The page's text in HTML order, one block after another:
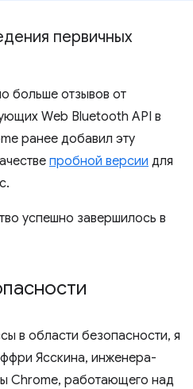
первичных
больше отзывов от
Web Bluetooth API в
ранее добавил эту
пробной версии для
успешно завершилось в
в области безопасности, я
Ясскина, инженера-
Chrome, работающего над